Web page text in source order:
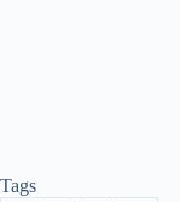
Tags